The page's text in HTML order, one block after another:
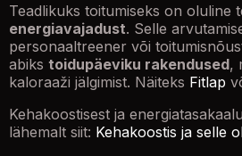
Teadlikuks toitumiseks on oluline
energiavajadust. Selle
personaaltreener või
abiks toidupäeviku rakendused,
kaloraaži jälgimist. Näiteks Fitlap
Kehakoostisest ja
lähemalt siit: Kehakoostis ja selle